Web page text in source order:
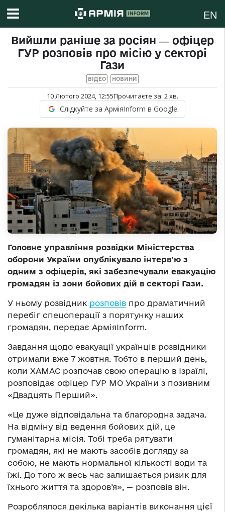
EN
Вийшли раніше за росіян ― офіцер
ГУР розповів про місію у секторі
Гази
ВІДЕО НОВИНИ
10 Лютого 2024, 12:55Прочитаєте за: 2хв.
Слідкуйте за АрміяInform в Google
Головне управління розвідки Міністерства
оборони України опублікувало інтерв’ю з
одним з офіцерів, які забезпечували евакуацію
громадян із зони бойових дій в секторі Гази.
У ньому розвідник розповів про драматичний
перебіг спецоперації з порятунку наших
громадян, передає АрміяInform.
Завдання щодо евакуації українців розвідники
отримали вже 7 жовтня. Тобто в перший день,
коли ХАМАС розпочав свою операцію в Ізраїлі,
розповідає офіцер ГУР МО України з позивним
«Двадцять Перший».
«Це дуже відповідальна та благородна задача.
На відміну від ведення бойових дій, це
гуманітарна місія. Тобі треба рятувати
громадян, які не мають засобів догляду за
собою, не мають нормальної кількості води та
їжі. До того ж весь час залишається ризик для
їхнього життя та здоров’я», — розповів він.
Розроблялося декілька варіантів виконання цієї